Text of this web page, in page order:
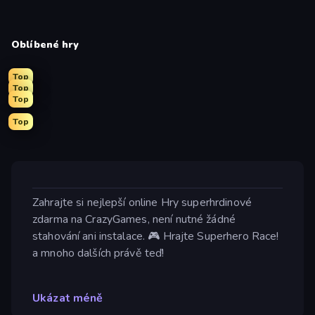
Oblíbené hry
Top
Top
Top
Top
Zahrajte si nejlepší online Hry superhrdinové
zdarma na CrazyGames, není nutné žádné
stahování ani instalace. 🎮 Hrajte Superhero Race!
a mnoho dalších právě teď!
Ukázat méně